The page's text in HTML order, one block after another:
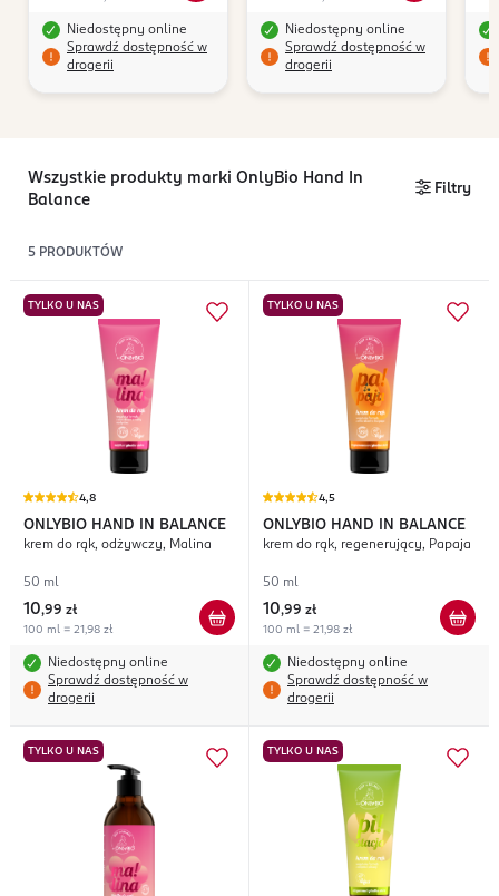
Niedostępny online
Sprawdź dostępność w
drogerii
Niedostępny online
Sprawdź dostępność w
drogerii
Wszystkie produkty marki OnlyBio Hand In
Balance
Filtry
5 PRODUKTÓW
TYLKO U NAS
4,8
ONLYBIO HAND IN BALANCE
krem do rąk, odżywczy, Malina
50 ml
10,99 zł
100 ml = 21,98 zł
Niedostępny online
Sprawdź dostępność w
drogerii
TYLKO U NAS
4,5
ONLYBIO HAND IN BALANCE
krem do rąk, regenerujący, Papaja
50 ml
10,99 zł
100 ml = 21,98 zł
Niedostępny online
Sprawdź dostępność w
drogerii
TYLKO U NAS TYLKO U NAS